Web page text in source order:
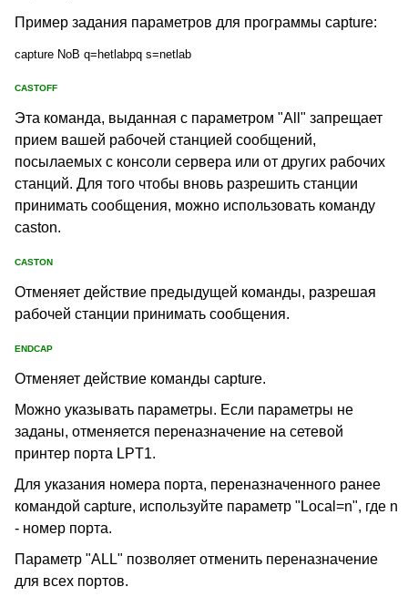
Пример задания параметров для программы capture:
capture NoB q=hetlabpq s=netlab
CASTOFF
Эта команда, выданная с параметром "All" запрещает
прием вашей рабочей станцией сообщений,
посылаемых с консоли сервера или от других рабочих
станций. Для того чтобы вновь разрешить станции
принимать сообщения, можно использовать команду
caston.
CASTON
Отменяет действие предыдущей команды, разрешая
рабочей станции принимать сообщения.
ENDCAP
Отменяет действие команды capture.
Можно указывать параметры. Если параметры не
заданы, отменяется переназначение на сетевой
принтер порта LPT1.
Для указания номера порта, переназначенного ранее
командой capture, используйте параметр "Local=n", где n
- номер порта.
Параметр "ALL" позволяет отменить переназначение
для всех портов.